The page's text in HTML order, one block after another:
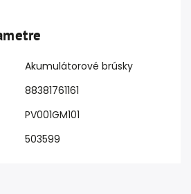
Akumulátorové brúsky
88381761161
PV001GM101
503599